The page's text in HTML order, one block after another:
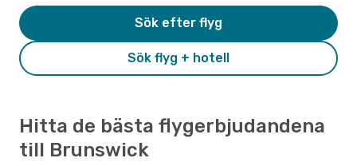
Sök flyg + hotell
Sök efter flyg
Hitta de bästa flygerbjudandena
till Brunswick